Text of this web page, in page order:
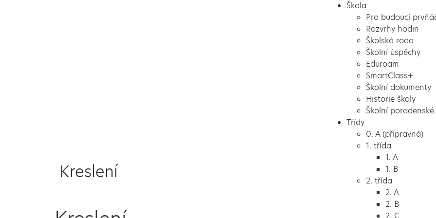
Škola
Pro budoucí
Rozvrhy hodin
Školská rada
Školní úspěchy
Eduroam
SmartClass+
Školní dokumenty
Historie školy
Školní
Třídy
0. A (přípravná)
1. třída
1. A
1. B
2. třída
2. A
2. B
Kreslení